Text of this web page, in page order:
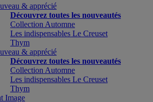
& apprécié
Découvrez toutes les nouveautés
Collection Automne
Les indispensables Le Creuset
Thym
& apprécié
Découvrez toutes les nouveautés
Collection Automne
Les indispensables Le Creuset
Thym